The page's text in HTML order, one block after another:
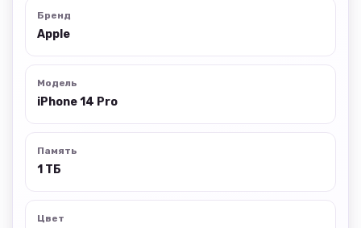
Бренд
Apple
Модель
iPhone 14 Pro
Память
1 ТБ
Цвет